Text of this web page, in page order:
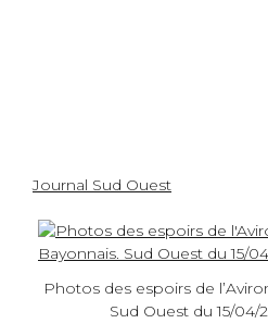
Journal Sud Ouest
Photos des espoirs de
Sud Ouest du 15/04/